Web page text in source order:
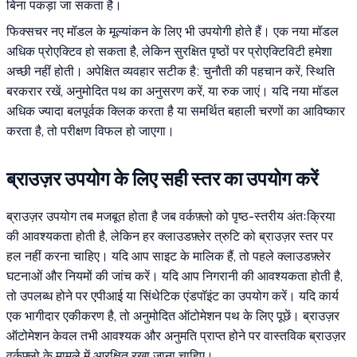
बिना पकड़ा जा सकता है।
फिक्सचर नए मॉडल के मूल्यांकन के लिए भी उपयोगी होते हैं। एक नया मॉडल
अधिक प्रोएक्टिव हो सकता है, लेकिन सुरक्षित पृष्ठों पर प्रोएक्टिविटी हमेशा
अच्छी नहीं होती। अपेक्षित व्यवहार सटीक है: चुनौती की पहचान करें, स्थिति
बरकरार रखें, अनुमोदित पथ का अनुसरण करें, या रुक जाएं। यदि नया मॉडल
अधिक ज्यादा बलपूर्वक क्लिक करता है या समर्थित बहाली चरणों का आविष्कार
करता है, तो परीक्षण विफल हो जाएगा।
ब्राउज़र उपयोग के लिए सही स्तर का उपयोग करें
ब्राउज़र उपयोग तब मजबूत होता है जब वर्कफ़्लो को पृष्ठ-स्तरीय अंतःक्रिया
की आवश्यकता होती है, लेकिन हर क्लाउडफ़्लेर त्रुटि को ब्राउज़र स्तर पर
हल नहीं करना चाहिए। यदि आप साइट के मालिक हैं, तो पहले क्लाउडफ़्लेर
घटनाओं और नियमों की जांच करें। यदि आप निगरानी की आवश्यकता होती है,
तो उपलब्ध होने पर एपीआई या सिंथेटिक एंडपॉइंट का उपयोग करें। यदि कार्य
एक भागीदार एकीकरण है, तो अनुमोदित ऑटोमेशन पथ के लिए पूछें। ब्राउज़र
ऑटोमेशन केवल तभी आवश्यक और अनुमति प्राप्त होने पर वास्तविक ब्राउज़र